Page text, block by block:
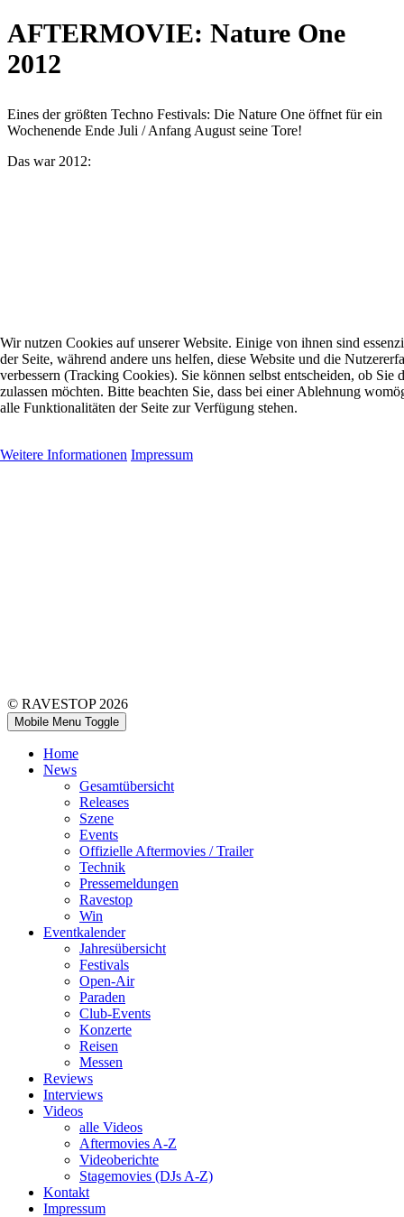
AFTERMOVIE: Nature One
2012
Eines der größten Techno Festivals: Die Nature One öffnet für ein
Wochenende Ende Juli / Anfang August seine Tore!
Das war 2012:
© RAVESTOP 2026
Mobile Menu Toggle
Home
News
Gesamtübersicht
Releases
Szene
Events
Offizielle Aftermovies / Trailer
Technik
Pressemeldungen
Ravestop
Win
Eventkalender
Jahresübersicht
Festivals
Open-Air
Paraden
Club-Events
Konzerte
Reisen
Messen
Reviews
Interviews
Videos
alle Videos
Aftermovies A-Z
Videoberichte
Stagemovies (DJs A-Z)
Kontakt
Impressum
Wir nutzen Cookies auf unserer Website. Einige von ihnen sind
der Seite, während andere uns helfen, diese Website und die
verbessern (Tracking Cookies). Sie können selbst entscheiden, ob Sie
zulassen möchten. Bitte beachten Sie, dass bei einer Ablehnung
alle Funktionalitäten der Seite zur Verfügung stehen.
Weitere Informationen Impressum